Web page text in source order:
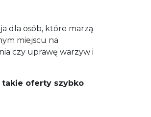
dla osób, które marzą
miejscu na
czy uprawę warzyw i
takie oferty szybko